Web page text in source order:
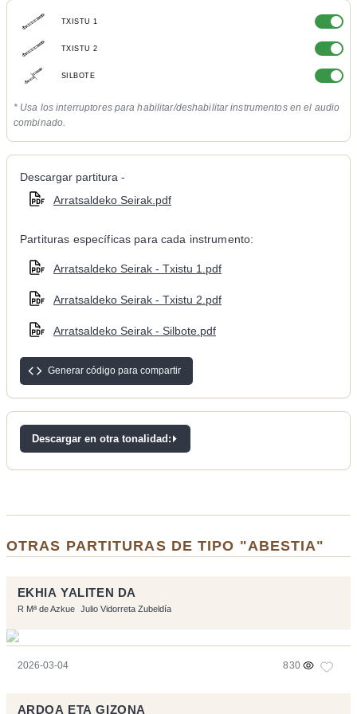
TXISTU 1
TXISTU 2
SILBOTE
* Usa los interruptores para habilitar/deshabilitar instrumentos en el audio
combinado.
Descargar partitura -
Arratsaldeko Seirak.pdf
Partituras específicas para cada instrumento:
Arratsaldeko Seirak - Txistu 1.pdf
Arratsaldeko Seirak - Txistu 2.pdf
Arratsaldeko Seirak - Silbote.pdf
Generar código para compartir
Descargar en otra tonalidad:
OTRAS PARTITURAS DE TIPO "ABESTIA"
EKHIA YALITEN DA
R Mª de Azkue Julio Vidorreta Zubeldía
2026-03-04 830
ARDOA ETA GIZONA